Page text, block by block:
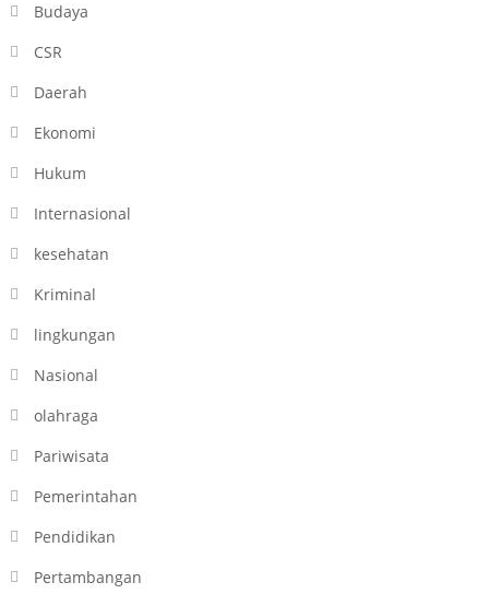
Budaya
CSR
Daerah
Ekonomi
Hukum
Internasional
kesehatan
Kriminal
lingkungan
Nasional
olahraga
Pariwisata
Pemerintahan
Pendidikan
Pertambangan